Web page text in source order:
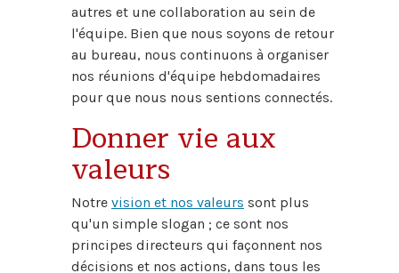
autres et une collaboration au sein de
l'équipe. Bien que nous soyons de retour
au bureau, nous continuons à organiser
nos réunions d'équipe hebdomadaires
pour que nous nous sentions connectés.
Donner vie aux
valeurs
Notre vision et nos valeurs sont plus
qu'un simple slogan ; ce sont nos
principes directeurs qui façonnent nos
décisions et nos actions, dans tous les